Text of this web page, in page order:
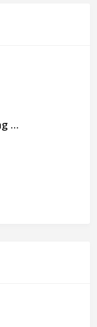
Jasmin Schwanke – Digitales Marketing & KI-gestützte Contenterstellung